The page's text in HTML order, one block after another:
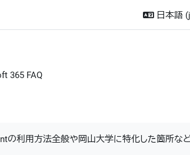
日本語
365 FAQ
の利用方法全般や岡山大学に特化した箇所な